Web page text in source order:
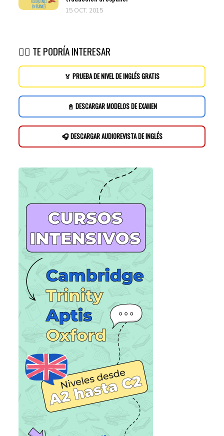
15 OCT, 2015
👉🏽 TE PODRÍA INTERESAR
🏅 PRUEBA DE NIVEL DE INGLÉS GRATIS
📓 DESCARGAR MODELOS DE EXAMEN
🎧 DESCARGAR AUDIOREVISTA DE INGLÉS